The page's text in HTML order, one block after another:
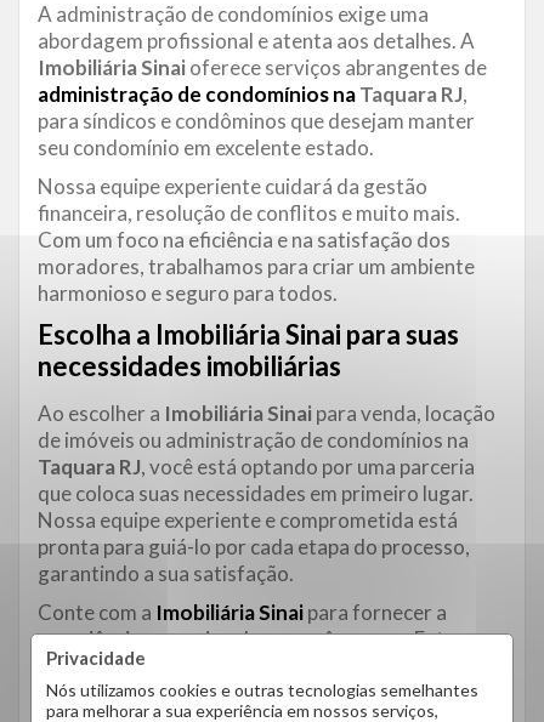
Privacidade
Nós utilizamos cookies e outras tecnologias semelhantes
para melhorar a sua experiência em nossos serviços,
A administração de condomínios exige uma
abordagem profissional e atenta aos detalhes. A
Imobiliária Sinaioferece serviços abrangentes de
administração de condomínios naTaquara RJ,
para síndicos e condôminos que desejam manter
seu condomínio em excelente estado.
Nossa equipe experiente cuidará da gestão
financeira, resolução de conflitos e muito mais.
Com um foco na eficiência e na satisfação dos
moradores, trabalhamos para criar um ambiente
harmonioso e seguro para todos.
Escolha a Imobiliária Sinai para suas
necessidades imobiliárias
Ao escolher a Imobiliária Sinai para venda, locação
de imóveis ou administração de condomínios na
Taquara RJ, você está optando por uma parceria
que coloca suas necessidades em primeiro lugar.
Nossa equipe experiente e comprometida está
pronta para guiá-lo por cada etapa do processo,
garantindo a sua satisfação.
Conte com a Imobiliária Sinaipara fornecer a
experiência excepcional que você merece. Entre em
contato conosco para mais informações e comece a
sua jornada para encontrar o imóvel perfeito na